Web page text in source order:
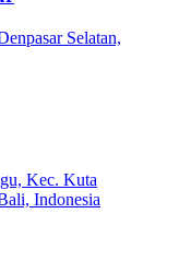
Selatan,
Kec. Kuta
Indonesia